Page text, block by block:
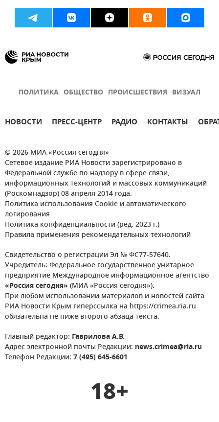
ПОЛИТИКА ОБЩЕСТВО ПРОИСШЕСТВИЯ ВИЗУАЛ
НОВОСТИ ПРЕСС-ЦЕНТР РАДИО КОНТАКТЫ
© 2026 МИА «Россия сегодня»
Сетевое издание РИА Новости зарегистрировано в
Федеральной службе по надзору в сфере связи,
информационных технологий и массовых коммуникаций
(Роскомнадзор) 08 апреля 2014 года.
Политика использования Cookie и автоматического
логирования
Политика конфиденциальности (ред. 2023 г.)
Правила применения рекомендательных технологий
Свидетельство о регистрации Эл № ФС77-57640.
Учредитель: Федеральное государственное унитарное
предприятие Международное информационное агентство
«Россия сегодня» (МИА «Россия сегодня»).
При любом использовании материалов и новостей сайта
РИА Новости Крым гиперссылка на https://crimea.ria.ru
обязательна не ниже второго абзаца текста.
Главный редактор: Гаврилова А.В.
Адрес электронной почты Редакции: news.crimea@ria.ru
Телефон Редакции: 7 (495) 645-6601
18+